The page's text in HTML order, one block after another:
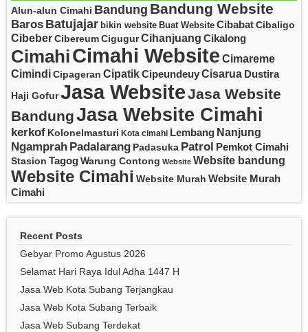
Alun-alun Cimahi Bandung Bandung Website
Baros Batujajar bikin website Buat Website CibabatCibaligo
CibeberCibereumCigugurCihanjuang Cikalong
CimahiCimahi Website Cimareme
CimindiCipageran CipatikCipeundeuyCisarua Dustira
Haji Gofur Jasa WebsiteJasa Website
BandungJasa Website Cimahi
kerkof Kolonelmasturi Kota cimahi Lembang Nanjung
Ngamprah Padalarang Padasuka Patrol Pemkot Cimahi
Stasion TagogWarung Contong Website Website bandung
Website Cimahi Website Murah Website Murah
Cimahi
Recent Posts
Gebyar Promo Agustus 2026
Selamat Hari Raya Idul Adha 1447 H
Jasa Web Kota Subang Terjangkau
Jasa Web Kota Subang Terbaik
Jasa Web Subang Terdekat